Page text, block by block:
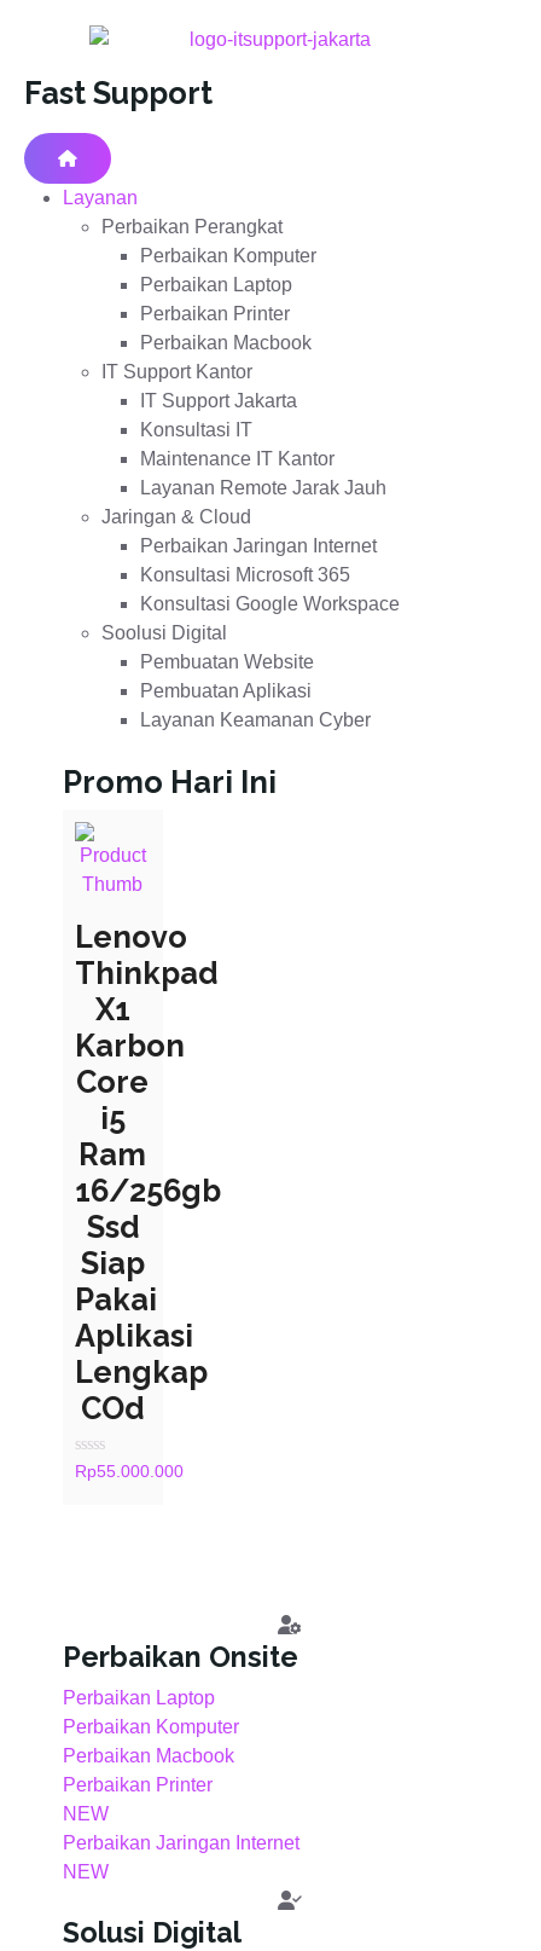
Fast Support
Layanan
Perbaikan Perangkat
Perbaikan Komputer
Perbaikan Laptop
Perbaikan Printer
Perbaikan Macbook
IT Support Kantor
IT Support Jakarta
Konsultasi IT
Maintenance IT Kantor
Layanan Remote Jarak Jauh
Jaringan & Cloud
Perbaikan Jaringan Internet
Konsultasi Microsoft 365
Konsultasi Google Workspace
Soolusi Digital
Pembuatan Website
Pembuatan Aplikasi
Layanan Keamanan Cyber
Promo Hari Ini
Lenovo
Thinkpad
X1
Karbon
Core
i5
Ram
16/256gb
Ssd
Siap
Pakai
Aplikasi
Lengkap
COd
Rated
Rp55.000.000
Perbaikan Onsite
Perbaikan Laptop
Perbaikan Komputer
Perbaikan Macbook
Perbaikan Printer
NEW
Perbaikan Jaringan Internet
NEW
Solusi Digital